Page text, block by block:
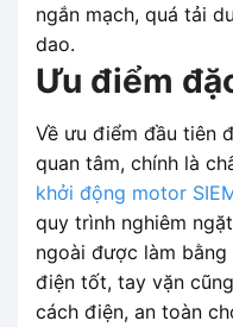
ngắn mạch, quá tải
dao.
Ưu điểm
Về ưu điểm đầu tiên
quan tâm, chính là
khởi động motor
quy trình nghiêm
ngoài được làm
điện tốt, tay vặn
cách điện, an toàn